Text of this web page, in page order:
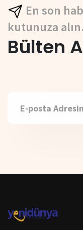
En son
kutunuza
Bülten